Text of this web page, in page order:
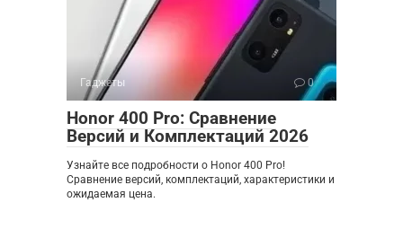
Гаджеты 0
Honor 400 Pro: Сравнение
Версий и Комплектаций 2026
Узнайте все подробности о Honor 400 Pro!
Сравнение версий, комплектаций, характеристики и
ожидаемая цена.